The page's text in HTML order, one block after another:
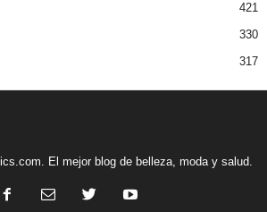
421
330
317
El mejor blog de belleza, moda y salud.